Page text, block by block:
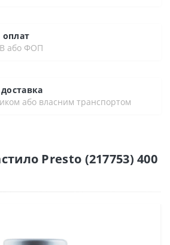
оплат
або ФОП
або власним транспортом
Presto (217753) 400